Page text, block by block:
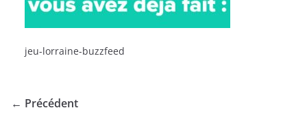
jeu-lorraine-buzzfeed
← Précédent